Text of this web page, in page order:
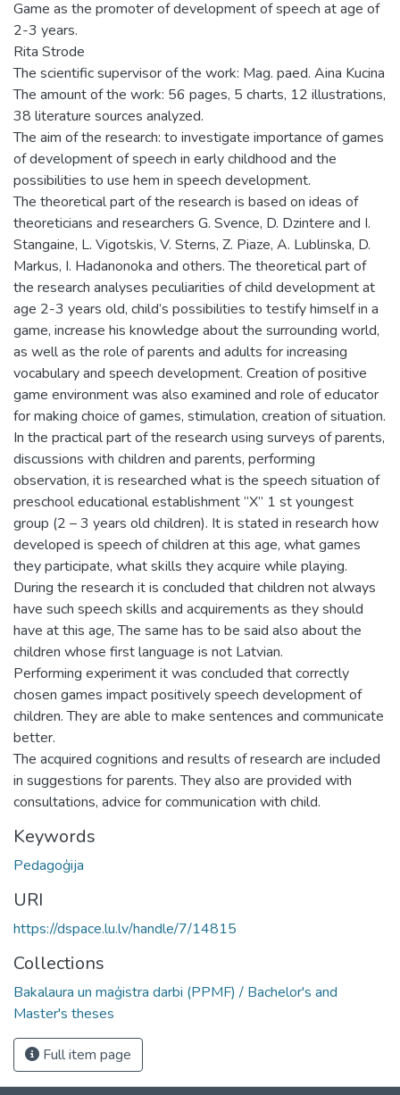
Game as the promoter of development of speech at age of
2-3 years.
Rita Strode
The scientific supervisor of the work: Mag. paed. Aina Kucina
The amount of the work: 56 pages, 5 charts, 12 illustrations,
38 literature sources analyzed.
The aim of the research: to investigate importance of games
of development of speech in early childhood and the
possibilities to use hem in speech development.
The theoretical part of the research is based on ideas of
theoreticians and researchers G. Svence, D. Dzintere and I.
Stangaine, L. Vigotskis, V. Sterns, Z. Piaze, A. Lublinska, D.
Markus, I. Hadanonoka and others. The theoretical part of
the research analyses peculiarities of child development at
age 2-3 years old, child’s possibilities to testify himself in a
game, increase his knowledge about the surrounding world,
as well as the role of parents and adults for increasing
vocabulary and speech development. Creation of positive
game environment was also examined and role of educator
for making choice of games, stimulation, creation of situation.
In the practical part of the research using surveys of parents,
discussions with children and parents, performing
observation, it is researched what is the speech situation of
preschool educational establishment “X” 1 st youngest
group (2 – 3 years old children). It is stated in research how
developed is speech of children at this age, what games
they participate, what skills they acquire while playing.
During the research it is concluded that children not always
have such speech skills and acquirements as they should
have at this age, The same has to be said also about the
children whose first language is not Latvian.
Performing experiment it was concluded that correctly
chosen games impact positively speech development of
children. They are able to make sentences and communicate
better.
The acquired cognitions and results of research are included
in suggestions for parents. They also are provided with
consultations, advice for communication with child.
Keywords
Pedagoģija
URI
https://dspace.lu.lv/handle/7/14815
Collections
Bakalaura un maģistra darbi (PPMF) / Bachelor's and
Master's theses
Full item page